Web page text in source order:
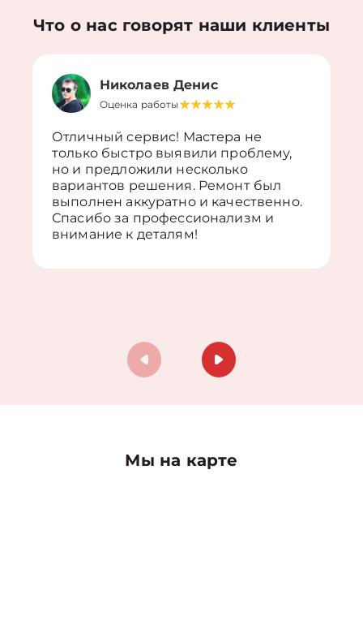
Что о нас говорят наши клиенты
Николаев Денис
Оценка работы
Отличный сервис! Мастера не
только быстро выявили проблему,
но и предложили несколько
вариантов решения. Ремонт был
выполнен аккуратно и качественно.
Спасибо за профессионализм и
внимание к деталям!
Мы на карте